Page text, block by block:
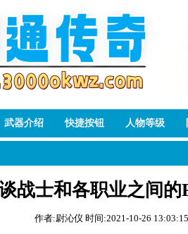
武器介绍 快捷按钮 人物等级
战士和各职业之间的
作者:尉沁仪 时间:2021-10-26